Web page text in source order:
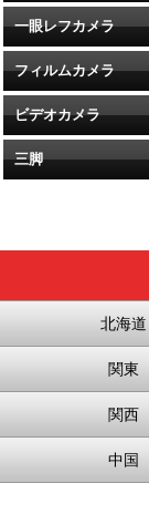
一眼レフカメラ
フィルムカメラ
ビデオカメラ
三脚
北海道
関東
関西
中国